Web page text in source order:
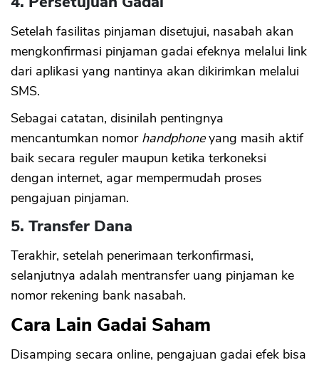
Setelah fasilitas pinjaman disetujui, nasabah akan
mengkonfirmasi pinjaman gadai efeknya melalui link
dari aplikasi yang nantinya akan dikirimkan melalui
SMS.
Sebagai catatan, disinilah pentingnya
mencantumkan nomor handphoneyang masih aktif
baik secara reguler maupun ketika terkoneksi
dengan internet, agar mempermudah proses
pengajuan pinjaman.
5. Transfer Dana
Terakhir, setelah penerimaan terkonfirmasi,
selanjutnya adalah mentransfer uang pinjaman ke
nomor rekening bank nasabah.
Cara Lain Gadai Saham
Disamping secara online, pengajuan gadai efek bisa